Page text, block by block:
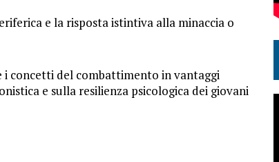
e la risposta istintiva alla minaccia o
i concetti del combattimento in vantaggi
e sulla resilienza psicologica dei giovani